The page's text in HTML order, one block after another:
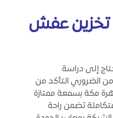
تخزين عفش
إلى دراسة
الضروري التأكد من
مكة بسمعة ممتازة
تضمن راحة